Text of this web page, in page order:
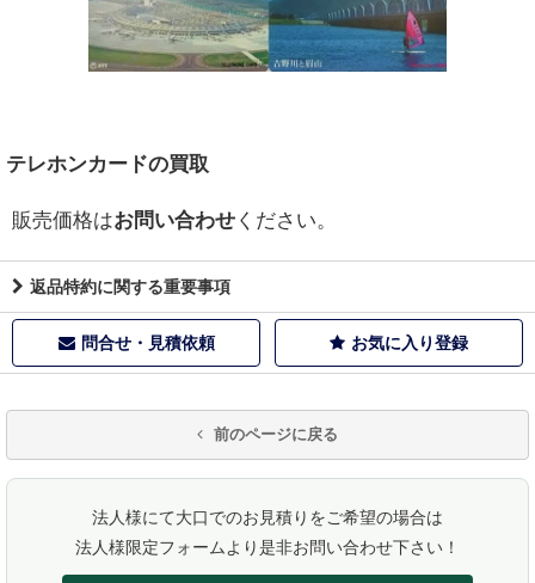
テレホンカードの買取
販売価格はお問い合わせ ください。
返品特約に関する重要事項
問合せ・見積依頼 お気に入り登録
前のページに戻る
法人様にて大口でのお見積りをご希望の場合は
法人様限定フォームより是非お問い合わせ下さい！